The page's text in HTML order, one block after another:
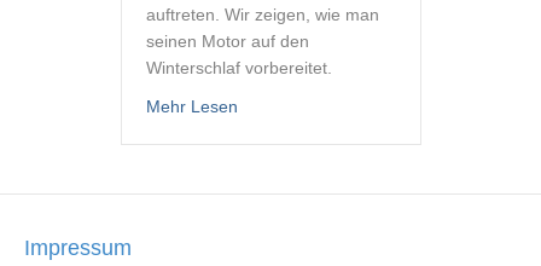
auftreten. Wir zeigen, wie man
seinen Motor auf den
Winterschlaf vorbereitet.
Mehr Lesenabout Einwintern
Impressum